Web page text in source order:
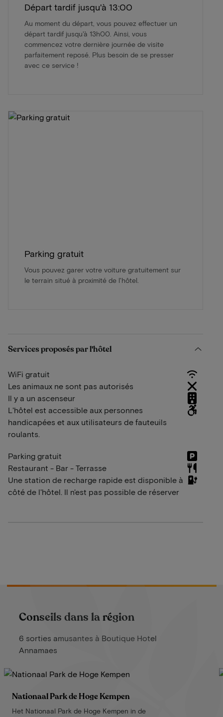
Départ tardif jusqu'à 13:00
Au moment du départ, vous pouvez effectuer un
départ tardif jusqu'à 13h00. Ainsi, vous
commencez votre dernière journée de visite
parfaitement reposé. Plus besoin de se presser
avec ce service !
Parking gratuit
Vous pouvez garer votre voiture gratuitement sur
le terrain situé à proximité de l'hôtel.
Services proposés par l'hôtel
WiFi gratuit
Les animaux ne sont pas autorisés
Il y a un ascenseur
L'hôtel est accessible aux personnes
handicapées et aux utilisateurs de fauteuils
roulants.
Parking gratuit
Restaurant - Bar - Terrasse
Une station de recharge rapide est disponible à
côté de l'hôtel. Il n'est pas possible de réserver
Conseils dans la région
6 sorties amusantes à Boutique Hotel
Annamaes
Nationaal Park de Hoge Kempen
Het Nationaal Park de Hoge Kempen in de